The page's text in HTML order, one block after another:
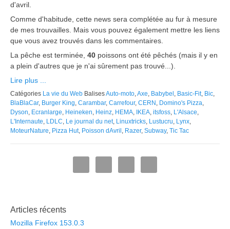
d'avril.
Comme d'habitude, cette news sera complétée au fur à mesure
de mes trouvailles. Mais vous pouvez également mettre les liens
que vous avez trouvés dans les commentaires.
La pêche est terminée, 40 poissons ont été pêchés (mais il y en
a plein d'autres que je n'ai sûrement pas trouvé...).
Lire plus ...
Catégories La vie du Web BalisesAuto-moto,Axe, Babybel , Basic-Fit, Bic,
BlaBlaCar, Burger King, Carambar, Carrefour, CERN , Domino's Pizza,
Dyson, Ecranlarge, Heineken, Heinz, HEMA, IKEA, itsfoss, L'Alsace,
L'Internaute, LDLC, Le journal du net, Linuxtricks, Lustucru, Lynx,
MoteurNature, Pizza Hut, Poisson dAvril , Razer, Subway, Tic Tac
Articles récents
Mozilla Firefox 153.0.3